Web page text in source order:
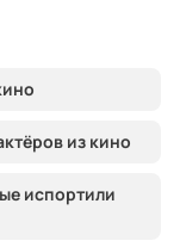
из кино
испортили